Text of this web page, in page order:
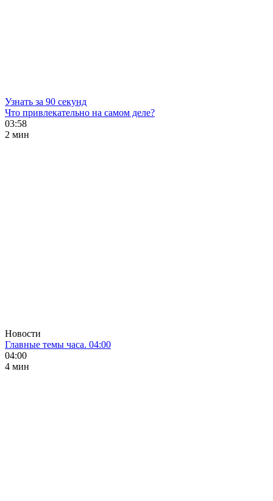
Узнать за 90 секунд
Что привлекательно на самом деле?
03:58
2 мин
Новости
Главные темы часа. 04:00
04:00
4 мин